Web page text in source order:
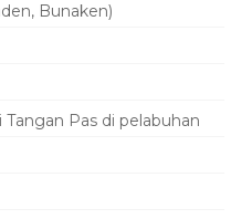
Bunaken)
Tangan Pas di pelabuhan